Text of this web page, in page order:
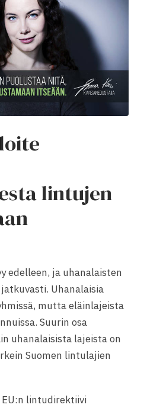
lintujen
edelleen, ja uhanalaisten
Uhanalaisia
mutta eläinlajeista
Suurin osa
uhanalaisista lajeista on
Suomen lintulajien
lintudirektiivi